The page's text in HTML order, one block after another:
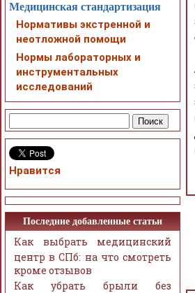
Медицинская стандартизация
Нормативы экстренной и
неотложной помощи
Нормы лабораторных и
инструментальных
исследований
Нравится
Последние добавленные статьи
Как выбрать медицинский
центр в СПб: на что смотреть
кроме отзывов
Как убрать брыли без